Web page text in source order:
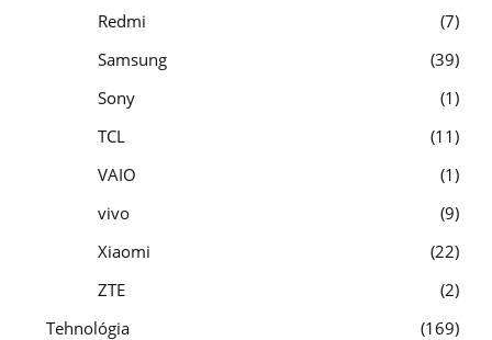
Redmi
7
Samsung
39
Sony
1
TCL
11
VAIO
1
vivo
9
Xiaomi
22
ZTE
2
Tehnológia
169